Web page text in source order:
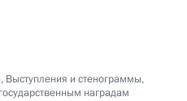
, Выступления и стенограммы,
наградам